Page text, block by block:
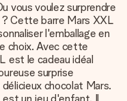
vous voulez surprendre
Cette barre Mars XXL
l'emballage en
choix. Avec cette
est le cadeau idéal
surprise
chocolat Mars.